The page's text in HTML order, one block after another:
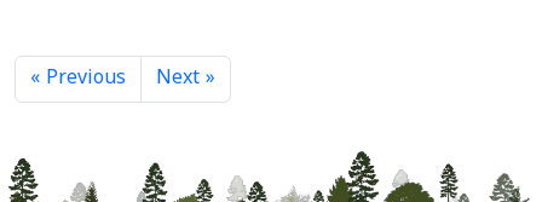
« Previous Next »